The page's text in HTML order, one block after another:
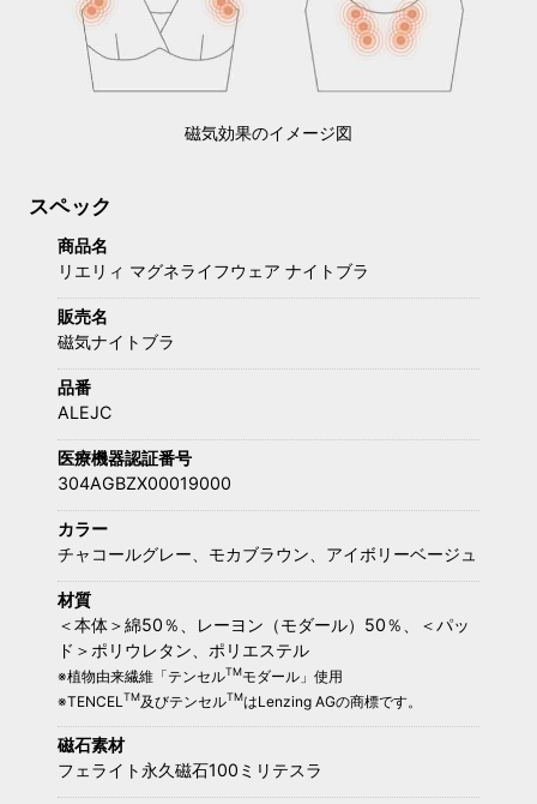
磁気効果のイメージ図
スペック
商品名
リエリィ マグネライフウェア ナイトブラ
販売名
磁気ナイトブラ
品番
ALEJC
医療機器認証番号
304AGBZX00019000
カラー
チャコールグレー、モカブラウン、アイボリーベージュ
材質
＜本体＞綿50％、レーヨン（モダール）50％、＜パッ
ド＞ポリウレタン、ポリエステル
※植物由来繊維「テンセルTMモダール」使用
※TENCEL TM及びテンセルTMはLenzing AGの商標です。
磁石素材
フェライト永久磁石100ミリテスラ